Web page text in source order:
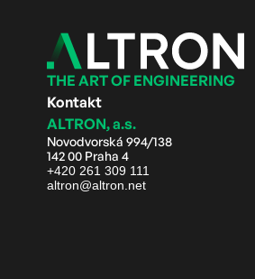
THE ART OF ENGINEERING
Kontakt
ALTRON, a.s.
Novodvorská 994/138
142 00 Praha 4
+420 261 309 111
altron@altron.net